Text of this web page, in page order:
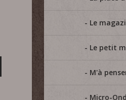
Le
Le petit
M'à
Micro-